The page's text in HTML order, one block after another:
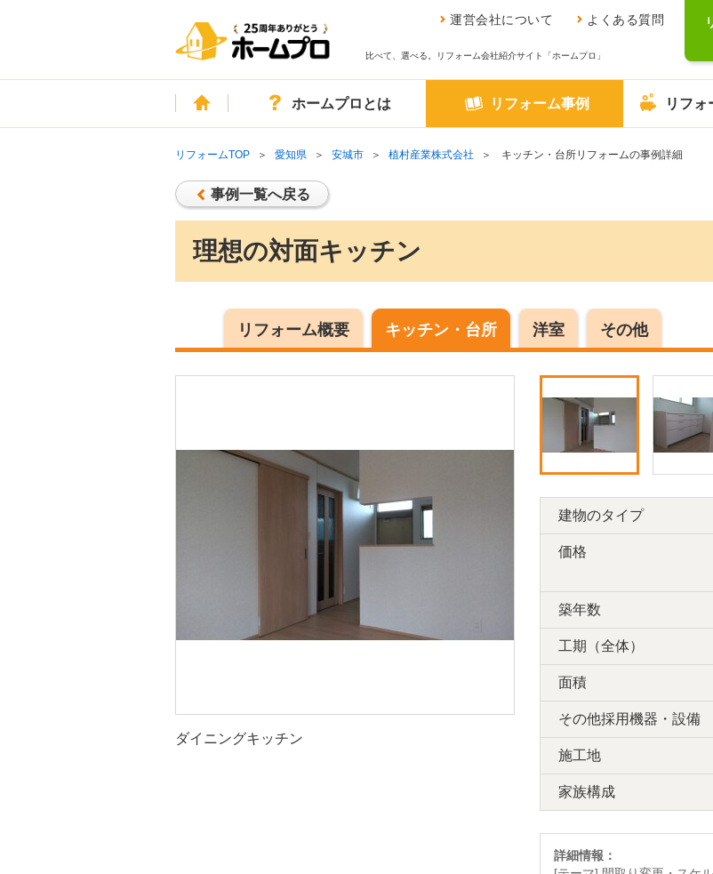
運営会社について よくある質問
比べて、選べる。リフォーム会社紹介サイト「ホームプロ」
ホームホームプロとは リフォーム事例 リフォ
リフォームTOP 愛知県 安城市 植村産業株式会社 キッチン・台所リフォームの事例詳細
事例一覧へ戻る
理想の対面キッチン
リフォーム概要 キッチン・台所 洋室 その他
ダイニングキッチン
建物のタイプ
価格
築年数
工期（全体）
面積
その他採用機器・設備
施工地
家族構成
詳細情報：